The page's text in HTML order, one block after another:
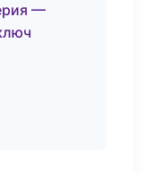
—